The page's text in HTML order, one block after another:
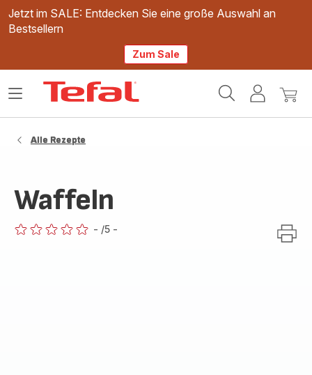
Jetzt im SALE: Entdecken Sie eine große Auswahl an
Bestsellern
Zum Sale
Mein
Mein
Das
Alle Rezepte
Waffeln
- /5 -